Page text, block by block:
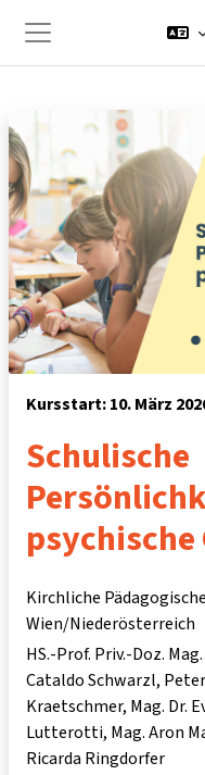
Website-
Kursstart: 10. März
Schulische
Kirchliche
Wien/Niederösterreich
HS.-Prof. Priv.-Doz.
Cataldo Schwarzl
Kraetschmer Mag. Dr.
Lutterotti Mag. Aron
Ricarda Ringdorfer